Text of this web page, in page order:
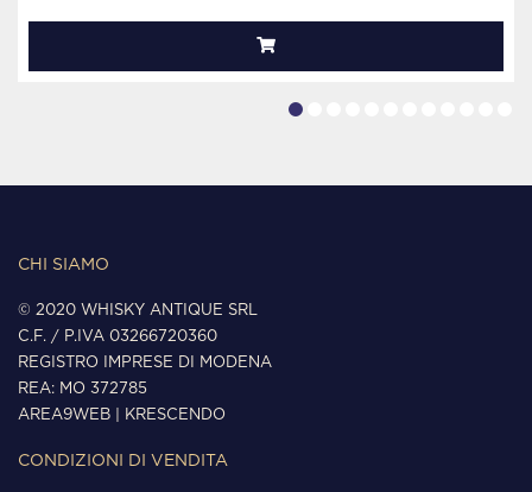
CHI SIAMO
© 2020 WHISKY ANTIQUE SRL
C.F. / P.IVA 03266720360
REGISTRO IMPRESE DI MODENA
REA: MO 372785
AREA9WEB
KRESCENDO
CONDIZIONI DI VENDITA